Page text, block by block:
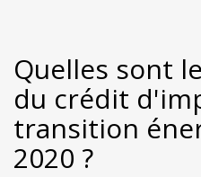
Quelles sont
du crédit
transition
2020 ?